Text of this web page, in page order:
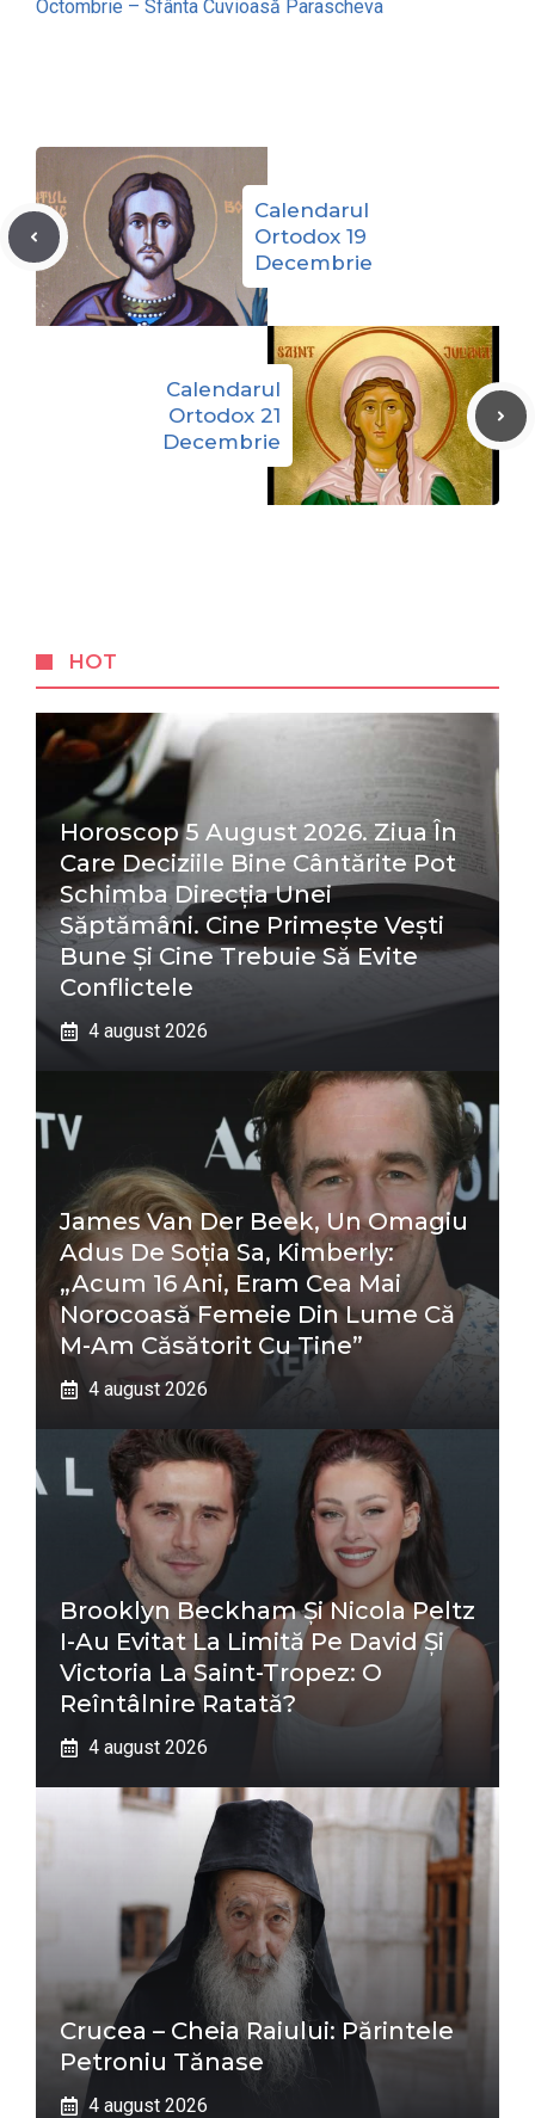
Octombrie – Sfânta Cuvioasă Parascheva
Calendarul
Ortodox 19
Decembrie
Calendarul
Ortodox 21
Decembrie
HOT
Horoscop 5 August 2026. Ziua În
Care Deciziile Bine Cântărite Pot
Schimba Direcția Unei
Săptămâni. Cine Primește Vești
Bune Și Cine Trebuie Să Evite
Conflictele
4 august 2026
James Van Der Beek, Un Omagiu
Adus De Soția Sa, Kimberly:
„Acum 16 Ani, Eram Cea Mai
Norocoasă Femeie Din Lume Că
M-Am Căsătorit Cu Tine”
4 august 2026
Brooklyn Beckham Și Nicola Peltz
I-Au Evitat La Limită Pe David Și
Victoria La Saint-Tropez: O
Reîntâlnire Ratată?
4 august 2026
Crucea – Cheia Raiului: Părintele
Petroniu Tănase
4 august 2026